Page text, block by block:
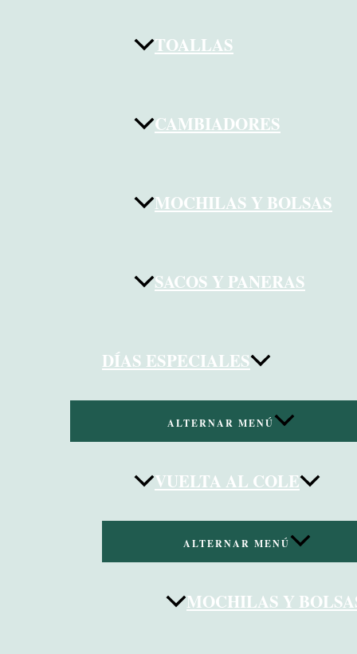
TOALLAS
CAMBIADORES
MOCHILAS Y BOLSAS
SACOS Y PANERAS
DÍAS ESPECIALES
ALTERNAR MENÚ
VUELTA AL COLE
ALTERNAR MENÚ
MOCHILAS Y